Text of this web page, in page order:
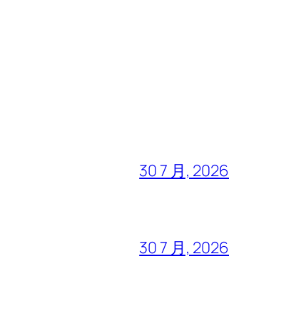
30 7 月, 2026
30 7 月, 2026